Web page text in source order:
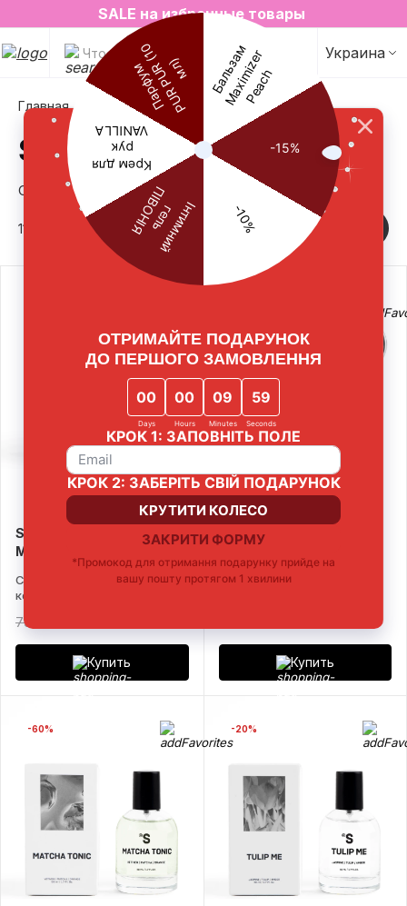
2=3 на любимые ароматы для дома✨
SALE на избранные товары
Что будем искать? Украина
Главная
SALE
Cрок действия скидок: 01.07.2026-01.08.2026
117 товаров
Smart лосьон для тела
Маракуйя
С Маслом Ши для питания
кожи
799 ₴
Купить
Бальзам для губ
С ментолом и легким
Купить
-60% -20%